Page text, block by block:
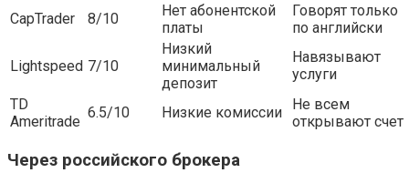
CapTrader
8/10
Нет абонентской
платы
Говорят только
по английски
Lightspeed 7/10
Низкий
минимальный
депозит
Навязывают
услуги
TD
Ameritrade
6.5/10 Низкие комиссии
Не всем
открывают счет
Через российского брокера